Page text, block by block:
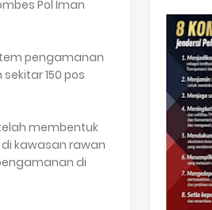
Pol Iman
pengamanan
150 pos
membentuk
kawasan rawan
di